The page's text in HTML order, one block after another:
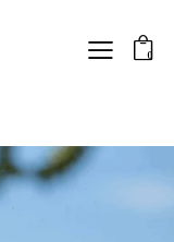
0